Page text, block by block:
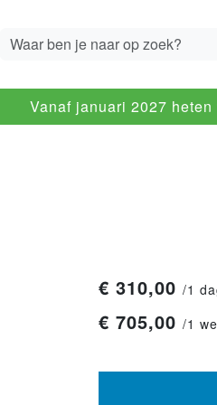
Vanaf januari 2027 heten
€ 310,00 /1
€ 705,00 /1